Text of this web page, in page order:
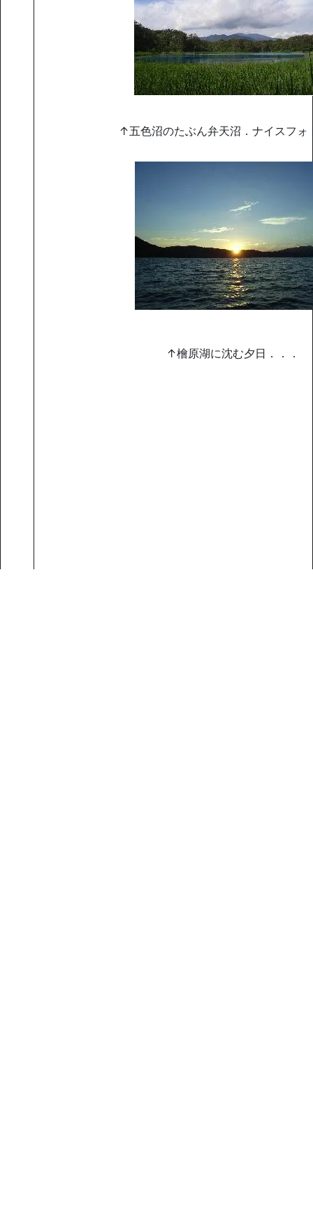
↑五色沼のたぶん弁天沼．ナイスフォ
↑檜原湖に沈む夕日．．．